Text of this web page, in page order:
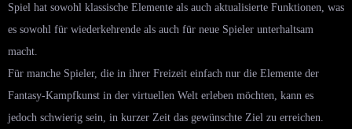
Spiel hat sowohl klassische Elemente als auch aktualisierte Funktionen, was
es sowohl für wiederkehrende als auch für neue Spieler unterhaltsam
macht.
Für manche Spieler, die in ihrer Freizeit einfach nur die Elemente der
Fantasy-Kampfkunst in der virtuellen Welt erleben möchten, kann es
jedoch schwierig sein, in kurzer Zeit das gewünschte Ziel zu erreichen.